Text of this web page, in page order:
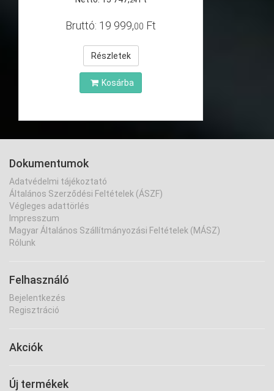
Bruttó: 19 999,00 Ft
Részletek
Kosárba
Dokumentumok
Adatvédelmi tájékoztató
Általános Szerződési Feltételek (ÁSZF)
Végleges adattörlés
Impresszum
Magyar Általános Szállítmányozási Feltételek (MÁSZ)
Rólunk
Felhasználó
Bejelentkezés
Regisztráció
Akciók
Új termékek